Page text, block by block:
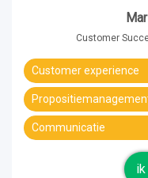
Customer
Customer experience
Communicatie